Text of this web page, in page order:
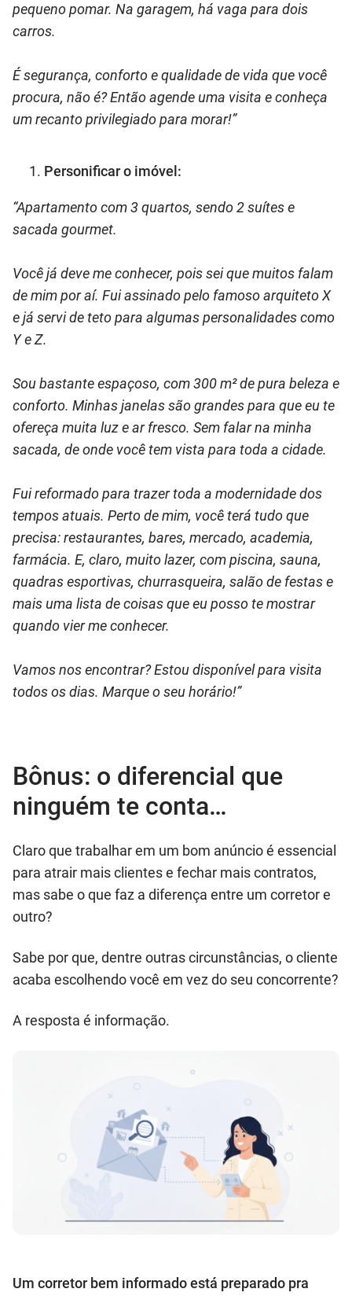
pequeno pomar. Na garagem, há vaga para dois
carros.
É segurança, conforto e qualidade de vida que você
procura, não é? Então agende uma visita e conheça
um recanto privilegiado para morar!”
Personificar o imóvel:
“Apartamento com 3 quartos, sendo 2 suítes e
sacada gourmet.
Você já deve me conhecer, pois sei que muitos falam
de mim por aí. Fui assinado pelo famoso arquiteto X
e já servi de teto para algumas personalidades como
Y e Z.
Sou bastante espaçoso, com 300 m² de pura beleza e
conforto. Minhas janelas são grandes para que eu te
ofereça muita luz e ar fresco. Sem falar na minha
sacada, de onde você tem vista para toda a cidade.
Fui reformado para trazer toda a modernidade dos
tempos atuais. Perto de mim, você terá tudo que
precisa: restaurantes, bares, mercado, academia,
farmácia. E, claro, muito lazer, com piscina, sauna,
quadras esportivas, churrasqueira, salão de festas e
mais uma lista de coisas que eu posso te mostrar
quando vier me conhecer.
Vamos nos encontrar? Estou disponível para visita
todos os dias. Marque o seu horário!”
Bônus: o diferencial que
ninguém te conta…
Claro que trabalhar em um bom anúncio é essencial
para atrair mais clientes e fechar mais contratos,
mas sabe o que faz a diferença entre um corretor e
outro?
Sabe por que, dentre outras circunstâncias, o cliente
acaba escolhendo você em vez do seu concorrente?
A resposta é informação.
Um corretor bem informado está preparado pra